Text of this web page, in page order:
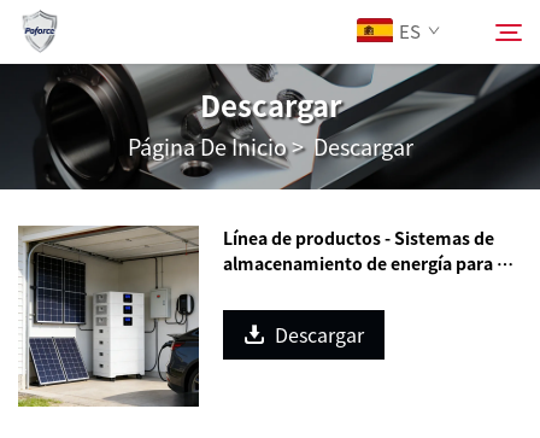
ES
Sobre Nosotros
Productos
Servicios
Descargar
Descargar
Página De Inicio> Descargar
Línea de productos - Sistemas de
almacenamiento de energía para el
Descargar